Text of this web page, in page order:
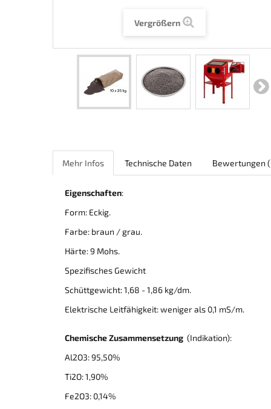
Vergrößern
Mehr Infos Technische Daten Bewertungen
Eigenschaften:
Form: Eckig.
Farbe: braun / grau.
Härte: 9 Mohs.
Spezifisches Gewicht
Schüttgewicht: 1,68 - 1,86 kg/dm.
Elektrische Leitfähigkeit: weniger als 0,1 mS/m.
ChemischeZusammensetzung (Indikation):
Al2O3: 95,50%
Ti2O: 1,90%
Fe2O3: 0,14%